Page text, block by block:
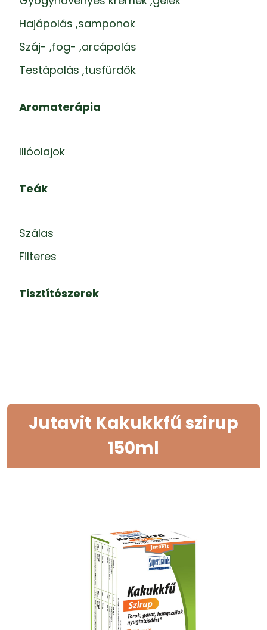
Hajápolás ,samponok
Száj- ,fog- ,arcápolás
Testápolás ,tusfürdők
Aromaterápia
Illóolajok
Teák
Szálas
Filteres
Tisztítószerek
Jutavit Kakukkfű szirup
150ml